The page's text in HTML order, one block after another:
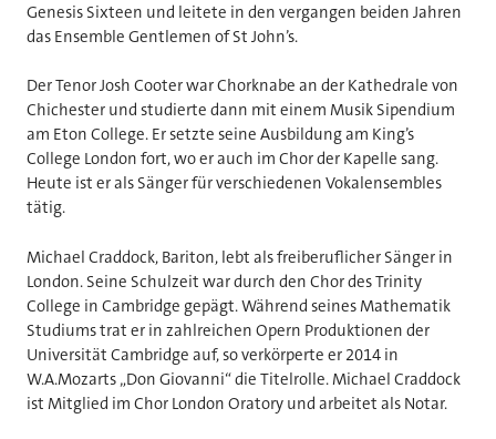
Genesis Sixteen und leitete in den vergangen beiden Jahren
das Ensemble Gentlemen of St John’s.
Der Tenor Josh Cooter war Chorknabe an der Kathedrale von
Chichester und studierte dann mit einem Musik Sipendium
am Eton College. Er setzte seine Ausbildung am King’s
College London fort, wo er auch im Chor der Kapelle sang.
Heute ist er als Sänger für verschiedenen Vokalensembles
tätig.
Michael Craddock, Bariton, lebt als freiberuflicher Sänger in
London. Seine Schulzeit war durch den Chor des Trinity
College in Cambridge gepägt. Während seines Mathematik
Studiums trat er in zahlreichen Opern Produktionen der
Universität Cambridge auf, so verkörperte er 2014 in
W.A.Mozarts „Don Giovanni“ die Titelrolle. Michael Craddock
ist Mitglied im Chor London Oratory und arbeitet als Notar.